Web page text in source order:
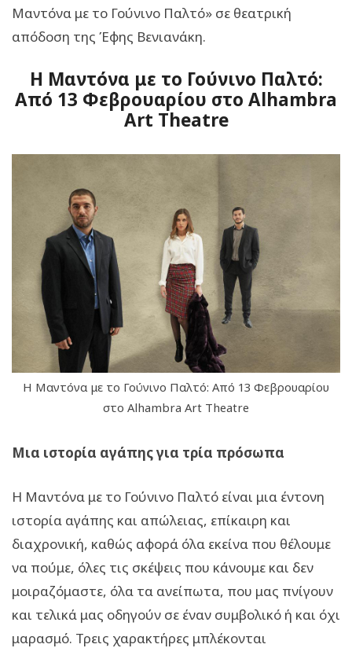
Μαντόνα με το Γούνινο Παλτό» σε θεατρική
απόδοση της Έφης Βενιανάκη.
Η Μαντόνα με το Γούνινο Παλτό:
Από 13 Φεβρουαρίου στο Alhambra
Art Theatre
Η Μαντόνα με το Γούνινο Παλτό: Από 13 Φεβρουαρίου
στο Alhambra Art Theatre
Μια ιστορία αγάπης για τρία πρόσωπα
Η Μαντόνα με το Γούνινο Παλτό είναι μια έντονη
ιστορία αγάπης και απώλειας, επίκαιρη και
διαχρονική, καθώς αφορά όλα εκείνα που θέλουμε
να πούμε, όλες τις σκέψεις που κάνουμε και δεν
μοιραζόμαστε, όλα τα ανείπωτα, που μας πνίγουν
και τελικά μας οδηγούν σε έναν συμβολικό ή και όχι
μαρασμό. Τρεις χαρακτήρες μπλέκονται